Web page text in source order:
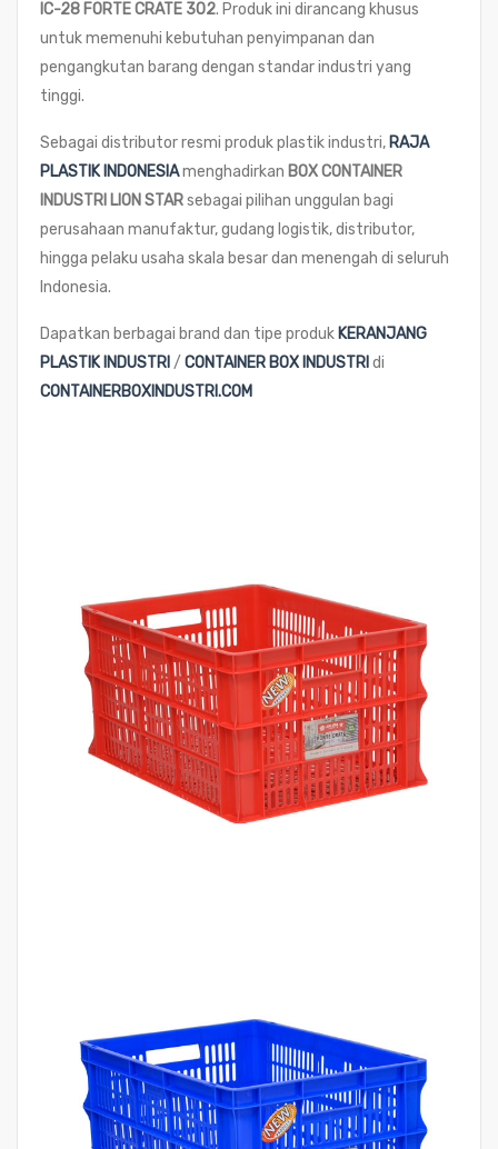
IC-28 FORTE CRATE 302. Produk ini dirancang khusus
untuk memenuhi kebutuhan penyimpanan dan
pengangkutan barang dengan standar industri yang
tinggi.
Sebagai distributor resmi produk plastik industri, RAJA
PLASTIK INDONESIAmenghadirkan BOX CONTAINER
INDUSTRI LION STARsebagai pilihan unggulan bagi
perusahaan manufaktur, gudang logistik, distributor,
hingga pelaku usaha skala besar dan menengah di seluruh
Indonesia.
Dapatkan berbagai brand dan tipe produk KERANJANG
PLASTIK INDUSTRI/ CONTAINER BOX INDUSTRIdi
CONTAINERBOXINDUSTRI.COM